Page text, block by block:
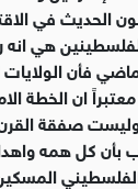
الحديث في
هي انه
فأن الولايات
ان الخطة
صفقة
بأن كل همه